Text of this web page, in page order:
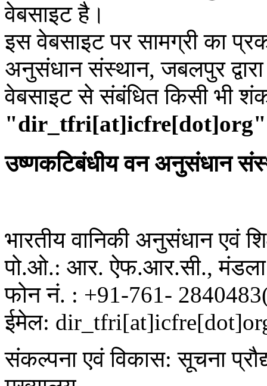
वेबसाइट है।
इस वेबसाइट पर सामग्री का
अनुसंधान संस्थान, जबलपुर
वेबसाइट से संबंधित किसी भी
"dir_tfri[at]icfre[dot]org"
उष्णकटिबंधीय वन अनुसंधान
भारतीय वानिकी अनुसंधान एवं
पो.ओ.: आर. ऐफ.आर.सी., मंडला
फोन नं. : +91-761-
ईमेल:
संकल्पना एवं विकास: सूचना